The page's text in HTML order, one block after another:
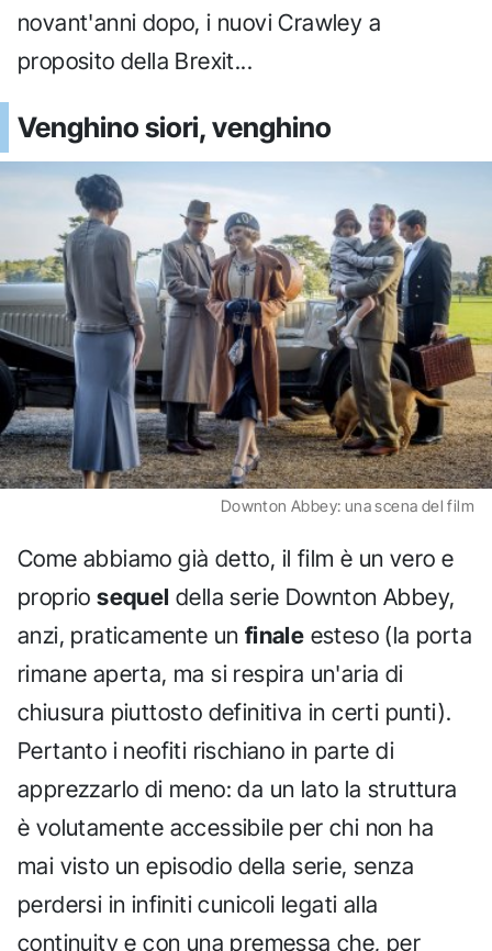
novant'anni dopo, i nuovi Crawley a
proposito della Brexit...
Venghino siori, venghino
Downton Abbey: una scena del film
Come abbiamo già detto, il film è un vero e
propriosequel della serie Downton Abbey,
anzi, praticamente un finale esteso (la porta
rimane aperta, ma si respira un'aria di
chiusura piuttosto definitiva in certi punti).
Pertanto i neofiti rischiano in parte di
apprezzarlo di meno: da un lato la struttura
è volutamente accessibile per chi non ha
mai visto un episodio della serie, senza
perdersi in infiniti cunicoli legati alla
continuity e con una premessa che, per